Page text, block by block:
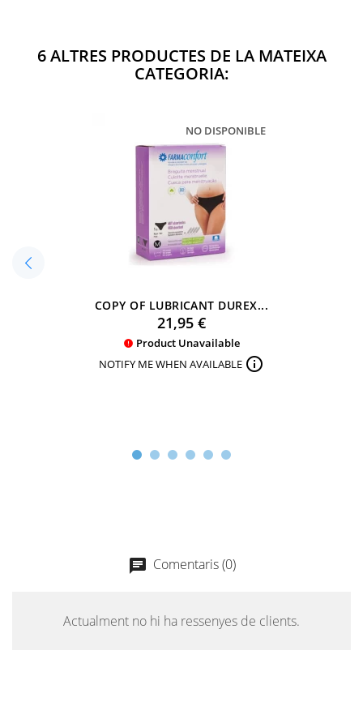
6 ALTRES PRODUCTES DE LA MATEIXA
CATEGORIA:
COPY OF LUBRICANT DUREX...
Preu
21,95 €
 Product Unavailable
NOTIFY ME WHEN AVAILABLE 
NO DISPONIBLE
chat Comentaris (0)
Actualment no hi ha ressenyes de clients.